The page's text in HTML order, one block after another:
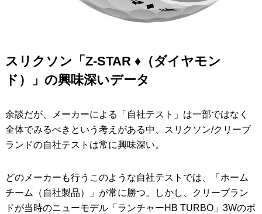
スリクソン「Z-STAR ♦︎（ダイヤモン
ド）」の興味深いデータ
余談だが、メーカーによる「自社テスト」は一部ではなく
全体でみるべきという考えがある中、スリクソン/クリーブ
ランドの自社テストは常に興味深い。
どのメーカーも行うこのような自社テストでは、「ホーム
チーム（自社製品）」が常に勝つ。しかし、クリーブラン
ドが当時のニューモデル「ランチャーHB TURBO」3Wのボ